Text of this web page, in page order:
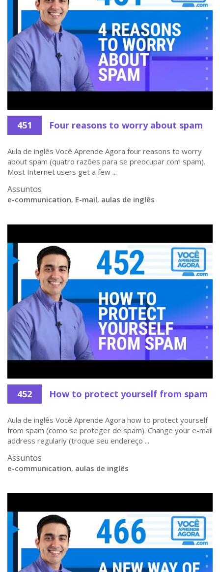
451 Four reasons to worry about spam
Aula de inglês Você Aprende Agora four reasons to worry
about spam (quatro razões para se preocupar com spam).
Most Internet users get a few ...
Assuntos
e-communication, E-mail, aulas de inglês
452 How to protect yourself from spam
Aula de inglês Você Aprende Agora how to protect yourself
from spam (como se proteger de spam). Change your e-mail
address regularly (troque seu endereço ...
Assuntos
e-communication, aulas de inglês